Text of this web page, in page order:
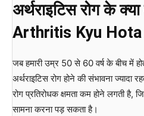
अर्थराइटिस रोग के क्या
Arthritis Kyu Hota
जब हमारी उम्र 50 से 60 वर्ष के बीच में
अर्थराइटिस रोग होने की संभावना ज्यादा
रोग प्रतिरोधक क्षमता कम होने लगती है,
सामना करना पड़ सकता है।